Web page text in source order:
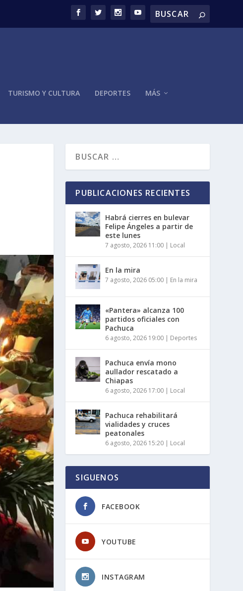
TURISMO Y CULTURA DEPORTES MÁS
PUBLICACIONES RECIENTES
Habrá cierres en bulevar
Felipe Ángeles a partir de
este lunes
7 agosto, 2026 11:00 | Local
En la mira
7 agosto, 2026 05:00 | En la mira
«Pantera» alcanza 100
partidos oficiales con
Pachuca
6 agosto, 2026 19:00 | Deportes
Pachuca envía mono
aullador rescatado a
Chiapas
6 agosto, 2026 17:00 | Local
Pachuca rehabilitará
vialidades y cruces
peatonales
6 agosto, 2026 15:20 | Local
SIGUENOS
FACEBOOK
YOUTUBE
INSTAGRAM